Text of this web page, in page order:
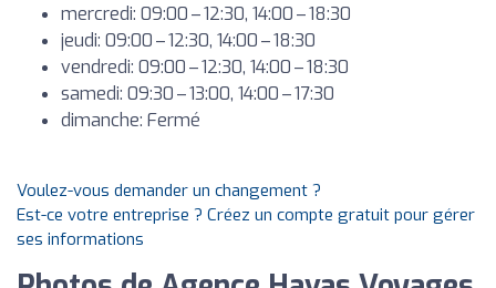
mercredi: 09:00 – 12:30, 14:00 – 18:30
jeudi: 09:00 – 12:30, 14:00 – 18:30
vendredi: 09:00 – 12:30, 14:00 – 18:30
samedi: 09:30 – 13:00, 14:00 – 17:30
dimanche: Fermé
Voulez-vous demander un changement ?
Est-ce votre entreprise ? Créez un compte gratuit pour gérer
ses informations